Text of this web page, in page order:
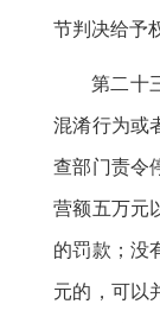
节判决给予
第二十
混淆行为或
查部门责令
营额五万元
的罚款 ； 没
元的，可以